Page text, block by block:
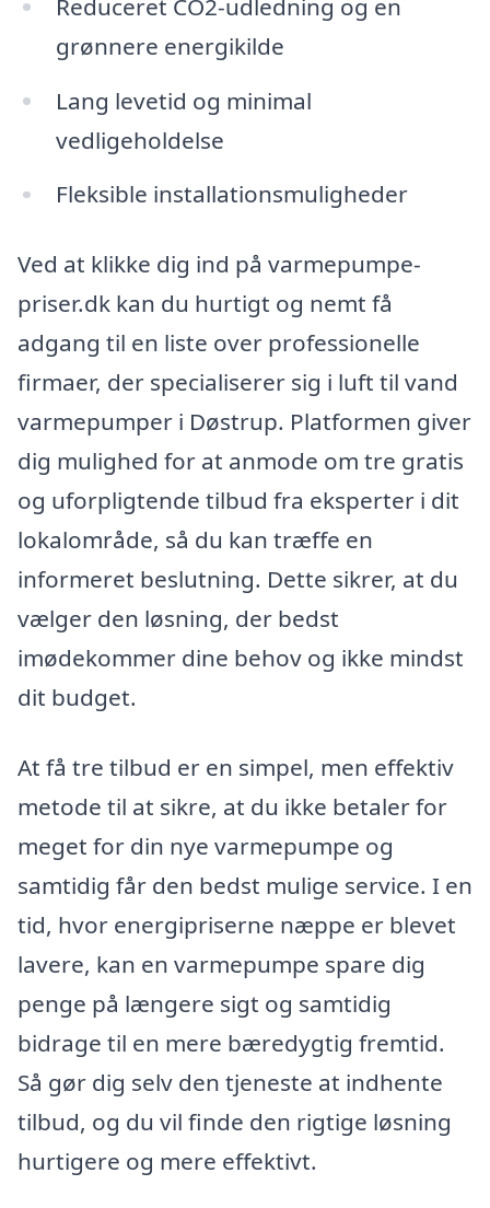
Reduceret CO2-udledning og en
grønnere energikilde
Lang levetid og minimal
vedligeholdelse
Fleksible installationsmuligheder
Ved at klikke dig ind på varmepumpe-
priser.dk kan du hurtigt og nemt få
adgang til en liste over professionelle
firmaer, der specialiserer sig i luft til vand
varmepumper i Døstrup. Platformen giver
dig mulighed for at anmode om tre gratis
og uforpligtende tilbud fra eksperter i dit
lokalområde, så du kan træffe en
informeret beslutning. Dette sikrer, at du
vælger den løsning, der bedst
imødekommer dine behov og ikke mindst
dit budget.
At få tre tilbud er en simpel, men effektiv
metode til at sikre, at du ikke betaler for
meget for din nye varmepumpe og
samtidig får den bedst mulige service. I en
tid, hvor energipriserne næppe er blevet
lavere, kan en varmepumpe spare dig
penge på længere sigt og samtidig
bidrage til en mere bæredygtig fremtid.
Så gør dig selv den tjeneste at indhente
tilbud, og du vil finde den rigtige løsning
hurtigere og mere effektivt.